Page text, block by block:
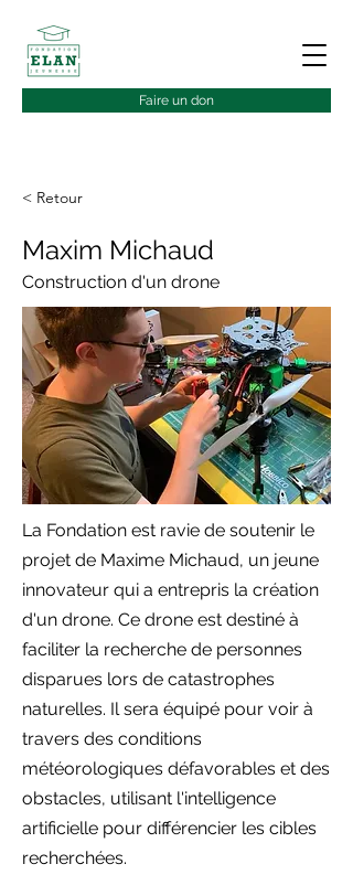
Faire un don
< Retour
Maxim Michaud
Construction d'un drone
La Fondation est ravie de soutenir le
projet de Maxime Michaud, un jeune
innovateur qui a entrepris la création
d'un drone. Ce drone est destiné à
faciliter la recherche de personnes
disparues lors de catastrophes
naturelles. Il sera équipé pour voir à
travers des conditions
météorologiques défavorables et des
obstacles, utilisant l'intelligence
artificielle pour différencier les cibles
recherchées.